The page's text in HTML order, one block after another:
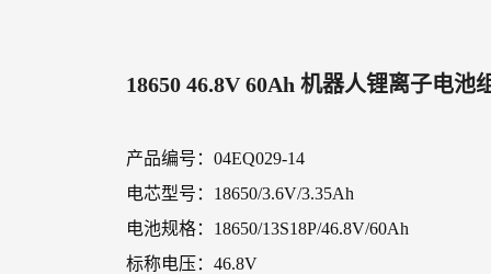
18650 46.8V 60Ah 机器人锂离子电池
产品编号：04EQ029-14
电芯型号：18650/3.6V/3.35Ah
电池规格：18650/13S18P/46.8V/60Ah
标称电压：46.8V